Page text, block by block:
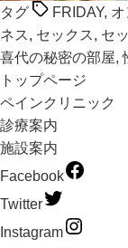
タグ FRIDAY,
ネス, セックス, セ
喜代の秘密の部屋,
トップページ
ペインクリニック
診療案内
施設案内
Facebook
Twitter
Instagram